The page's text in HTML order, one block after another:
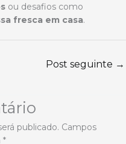
ou desafios como
fresca em casa.
Post seguinte →
publicado. Campos
*